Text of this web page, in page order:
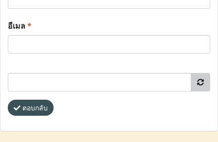
อีเมล*
ตอบกลับ